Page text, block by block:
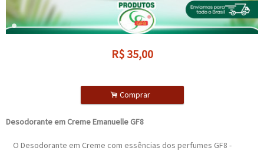
R$ 35,00
. Comprar
Desodorante em Creme Emanuelle GF8
O Desodorante em Creme com essências dos perfumes GF8 -